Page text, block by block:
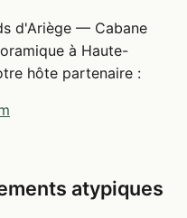
d'Ariège — Cabane
à Haute-
hôte partenaire :
atypiques